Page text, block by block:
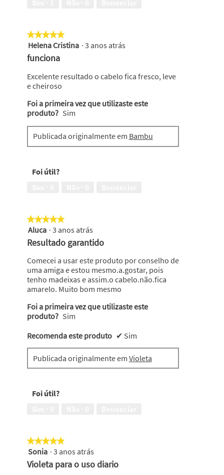
n
e
l
m
o
a
l
★★★★★
★★★★★
5
em
5
estrelas.
Helena Cristina · 3 anos atrás
funciona
Excelente resultado o cabelo fica fresco, leve
e cheiroso
Foi a primeira vez que utilizaste este
produto? Sim
Publicada originalmente em Bambu
Foi útil?
★★★★★
★★★★★
5
em
5
estrelas.
Aluca · 3 anos atrás
Resultado garantido
Comecei a usar este produto por conselho de
uma amiga e estou mesmo.a.gostar, pois
tenho madeixas e assim.o cabelo.não.fica
amarelo. Muito bom mesmo
Foi a primeira vez que utilizaste este
produto? Sim
Recomenda este produto ✔ Sim
Publicada originalmente em Violeta
Foi útil?
★★★★★
★★★★★
5
em
5
Sonia · 3 anos atrás
Violeta para o uso diario